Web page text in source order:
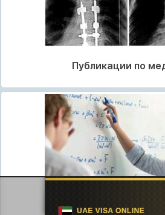
Публикации по